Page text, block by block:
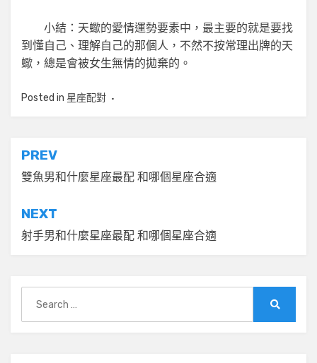
小結：天蠍的愛情運勢要素中，最主要的就是要找
到懂自己、理解自己的那個人，不然不按常理出牌的天
蠍，總是會被女生無情的拋棄的。
Posted in 星座配對
文
章
導
覽
PREV
雙魚男和什麼星座最配 和哪個星座合適
NEXT
射手男和什麼星座最配 和哪個星座合適
for: